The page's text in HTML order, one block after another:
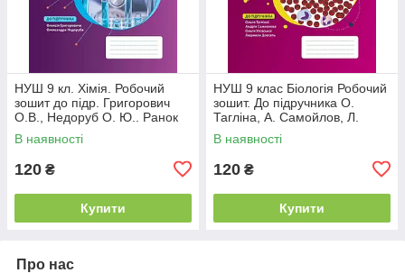
НУШ 9 кл. Хімія. Робочий
зошит до підр. Григорович
О.В., Недоруб О. Ю.. Ранок
В наявності
120 ₴
Купити
НУШ 9 клас Біологія Робочий
зошит. До підручника О.
Тагліна, А. Самойлов, Л.
Довгаль "Ранок"
В наявності
120 ₴
Купити
Про нас